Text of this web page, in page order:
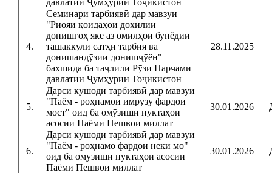
давлатии Ҷумҳурии Тоҷикистон
4.
Семинари тарбиявӣ дар мавзӯи
"Риояи қоидаҳои дохилии
донишгоҳ яке аз омилҳои бунёдии
ташаккули сатҳи тарбия ва
донишандӯзии донишҷӯён"
бахшида ба таҷлили Рӯзи Парчами
давлатии Ҷумҳурии Тоҷикистон
28.11.2025
5.
Дарси кушоди тарбиявӣ дар мавзӯи
"Паём - роҳнамои имрӯзу фардои
мост" оид ба омӯзиши нуктаҳои
асосии Паёми Пешвои миллат
30.01.2026
6.
Дарси кушоди тарбиявӣ дар мавзӯи
"Паём - роҳнамо фардои неки мо"
оид ба омӯзиши нуктаҳои асосии
Паёми Пешвои миллат
30.01.2026